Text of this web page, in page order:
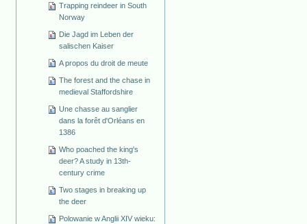
Trapping reindeer in South
Norway
Die Jagd im Leben der
salischen Kaiser
A propos du droit de meute
The forest and the chase in
medieval Staffordshire
Une chasse au sanglier
dans la forêt d'Orléans en
1386
Who poached the king's
deer? A study in 13th-
century crime
Two stages in breaking up
the deer
Polowanie w Anglii XIV wieku: